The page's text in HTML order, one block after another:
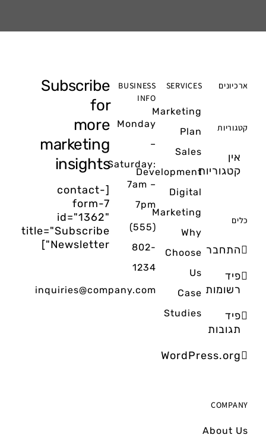
ארכיונים
קטגוריות
אין
קטגוריות
כלים
התחבר
פיד
רשומות
פיד
תגובות
WordPress.org
COMPANY
About Us
SERVICES
Marketing
Plan
Sales
Development
Digital
Marketing
Why
Choose
Us
Case
Studies
BUSINESS
INFO
Monday
–
Saturday:
7am –
7pm
(555)
802-
1234
inquiries@company.com
Subscribe
for
more
marketing
insights
[contact-
form-7
id="1362"
title="Subscribe
Newsletter"]